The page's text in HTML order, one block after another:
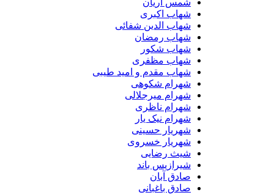
شمس آریان
شهاب اکبری
شهاب الدین شفائی
شهاب رمضان
شهاب شکور
شهاب مظفری
شهاب مقدم و امید طیبی
شهرام شکوهی
شهرام میرجلالی
شهرام ناظری
شهرام نیک یار
شهریار حسینی
شهریار خسروی
شیث رضایی
شیرازیس باند
صادق آبان
صادق باغبانی